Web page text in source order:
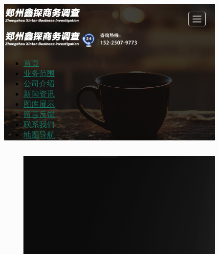
首页
留言反馈 联系我们 地图导航
首页
业务范围
公司介绍
新闻资讯
图库展示
留言反馈
联系我们
地图导航